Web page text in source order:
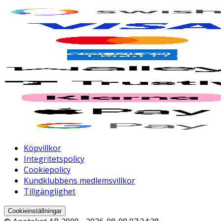
Köpvillkor
Integritetspolicy
Cookiepolicy
Kundklubbens medlemsvillkor
Tillgänglighet
Cookieinställningar